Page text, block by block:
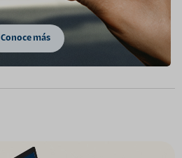
Conoce más